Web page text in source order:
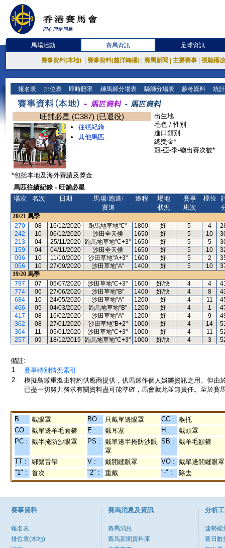
馬場活動 賽馬資訊 足球資訊
賽事資料(本地) 賽事資料(越洋轉播) 賽馬新聞 主要賽事 視聽播
報名表 排位表 即時賠率 練馬師分場表 騎師分場表 參考資料 統
旺舖必星 (C387) (已退役)
往績紀錄
其他馬匹
出生地
毛色 / 性別
進口類別
總獎金*
冠-亞-季-總出賽次數*
*包括本地及海外賽績及獎金
馬匹往績紀錄 - 旺舖必星
場次
名次 日期
馬場/跑道/
賽道
途程
場地
狀況
賽事
班次
檔位
20/21 馬季
270
08 16/12/2020 跑馬地草地"C" 1800 好 5 4
242
10 06/12/2020 沙田全天候 1650 好 5 10
213
04 25/11/2020 跑馬地草地"C+3" 1650 好 5 5
159
04 04/11/2020 沙田全天候 1650 好 5 10
096
10 11/10/2020 沙田草地"A+3" 1600 好 5 2
056
10 27/09/2020 沙田草地"A" 1400 好 5 10
19/20 馬季
797
07 05/07/2020 沙田草地"C+3" 1600 好/快 4 4
774
06 27/06/2020 沙田草地"B" 1400 好/快 4 8
684
10 24/05/2020 沙田草地"A" 1200 好 4 11
466
05 04/03/2020 跑馬地草地"B" 1200 好 4 1
417
08 16/02/2020 沙田草地"A" 1200 好 4 9
362
08 27/01/2020 沙田草地"B+2" 1000 好 4 14
304
11 05/01/2020 沙田草地"C+3" 1000 好 4 11
257
09 18/12/2019 跑馬地草地"C+3" 1000 好/快 4 3
備註:
1.
賽事特別情況索引
2.
模擬鳥瞰重溫由特約供應商提供，供馬迷作個人娛樂資訊之用。但
已盡一切努力務求有關資料盡可能準確，馬會就此並無責任。至於賽
B : 戴眼罩 BO : 只戴單邊眼罩 CC :
喉托
CO : 戴單邊羊毛面箍 E : 戴耳塞 H :
戴頭罩
PC : 戴半掩防沙眼罩 PS :
戴單邊半掩防沙眼
罩
SB : 戴羊毛額箍
TT : 綁繫舌帶 V : 戴開縫眼罩 VO : 戴單邊開縫眼罩
"1" :
首次 "2" : 重戴 "-" : 除去
賽事資料
報名表
排位表(本地)
賽馬消息及資訊
賽馬消息
賽馬新聞資料庫
分析
速勢能
賽日數